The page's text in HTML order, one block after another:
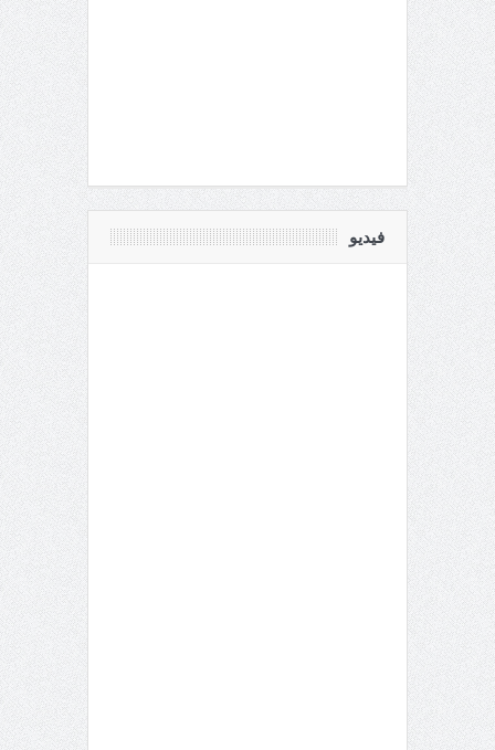
فيديو